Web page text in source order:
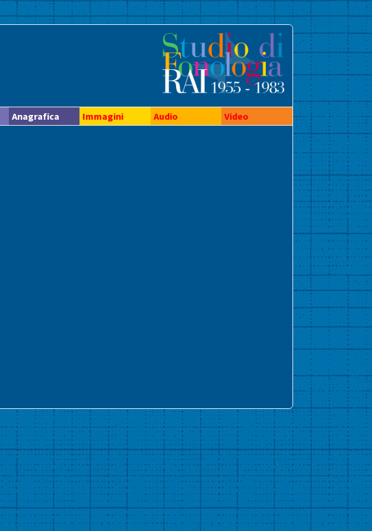
Anagrafica Immagini Audio Video